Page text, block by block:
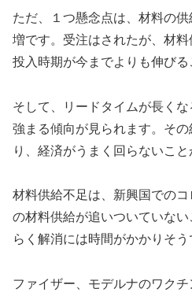
ただ、１つ懸念点は、材料の
増です。受注はされたが、材
投入時期が今までよりも伸びる
そして、リードタイムが長く
強まる傾向が見られます。そ
り、経済がうまく回らないこと
材料供給不足は、新興国での
の材料供給が追いついていな
らく解消には時間がかかりそう
ファイザー、モデルナのワク